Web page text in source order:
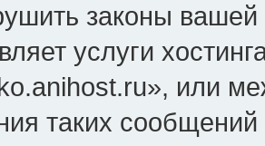
законы
услуги
или
таких